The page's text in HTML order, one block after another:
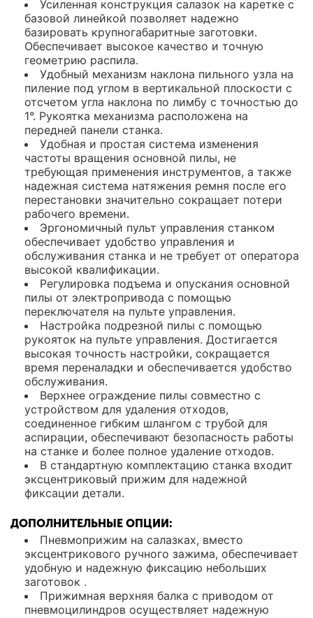
Усиленная конструкция салазок на каретке с
базовой линейкой позволяет надежно
базировать крупногабаритные заготовки.
Обеспечивает высокое качество и точную
геометрию распила.
Удобный механизм наклона пильного узла на
пиление под углом в вертикальной плоскости с
отсчетом угла наклона по лимбу с точностью до
1°. Рукоятка механизма расположена на
передней панели станка.
Удобная и простая система изменения
частоты вращения основной пилы, не
требующая применения инструментов, а также
надежная система натяжения ремня после его
перестановки значительно сокращает потери
рабочего времени.
Эргономичный пульт управления станком
обеспечивает удобство управления и
обслуживания станка и не требует от оператора
высокой квалификации.
Регулировка подъема и опускания основной
пилы от электропривода с помощью
переключателя на пульте управления.
Настройка подрезной пилы с помощью
рукояток на пульте управления. Достигается
высокая точность настройки, сокращается
время переналадки и обеспечивается удобство
обслуживания.
Верхнее ограждение пилы совместно с
устройством для удаления отходов,
соединенное гибким шлангом с трубой для
аспирации, обеспечивают безопасность работы
на станке и более полное удаление отходов.
В стандартную комплектацию станка входит
эксцентриковый прижим для надежной
фиксации детали.
ДОПОЛНИТЕЛЬНЫЕ ОПЦИИ:
Пневмоприжим на салазках, вместо
эксцентрикового ручного зажима, обеспечивает
удобную и надежную фиксацию небольших
заготовок .
Прижимная верхняя балка с приводом от
пневмоцилиндров осуществляет надежную